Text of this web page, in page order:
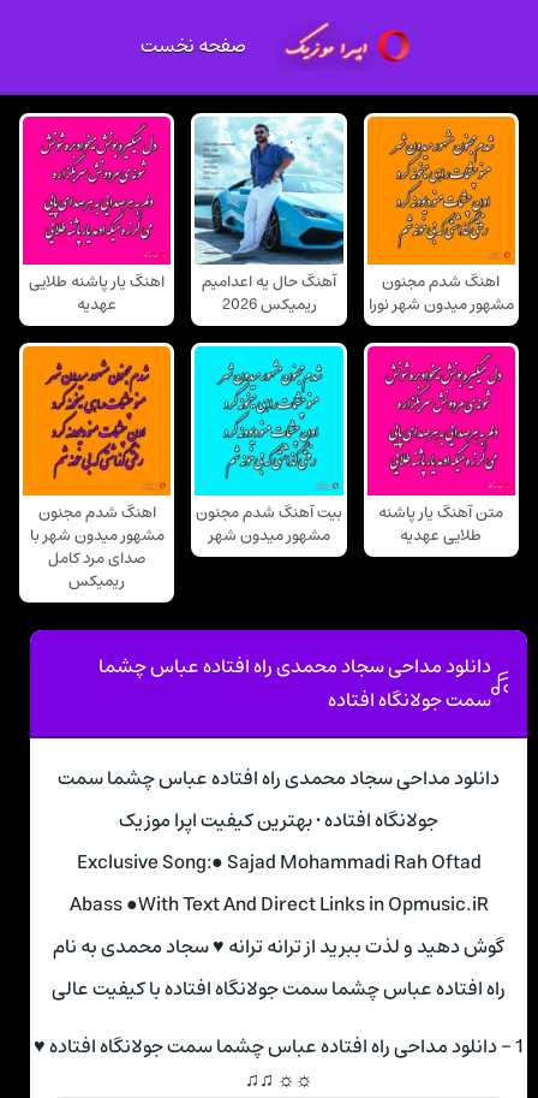
صفحه نخست
اهنگ شدم مجنون
مشهور میدون شهر نورا
آهنگ حال یه اعدامیم
ریمیکس 2026
اهنگ یار پاشنه طلایی
عهدیه
متن آهنگ یار پاشنه
طلایی عهدیه
بیت آهنگ شدم مجنون
مشهور میدون شهر
اهنگ شدم مجنون
مشهور میدون شهر با
صدای مرد کامل
ریمیکس
دانلود مداحی سجاد محمدی راه افتاده عباس ﭼﺸﻤﺎ
ﺳﻤﺖ ﺟﻮﻟﺎﻧﮕﺎه اﻓﺘﺎده
دانلود مداحی سجاد محمدی راه افتاده عباس ﭼﺸﻤﺎ ﺳﻤﺖ
ﺟﻮﻟﺎﻧﮕﺎه اﻓﺘﺎده • بهترین کیفیت اپرا موزیک
Exclusive Song:● Sajad Mohammadi Rah Oftad
Abass ●With Text And Direct Links in Opmusic.iR
گوش دهید و لذت ببرید از ترانه ترانه ♥ سجاد محمدی به نام
راه افتاده عباس ﭼﺸﻤﺎ ﺳﻤﺖ ﺟﻮﻟﺎﻧﮕﺎه اﻓﺘﺎده با کیفیت عالی
1 - دانلود مداحی راه افتاده عباس ﭼﺸﻤﺎ ﺳﻤﺖ ﺟﻮﻟﺎﻧﮕﺎه اﻓﺘﺎده ♥
☼☼ ♫♫